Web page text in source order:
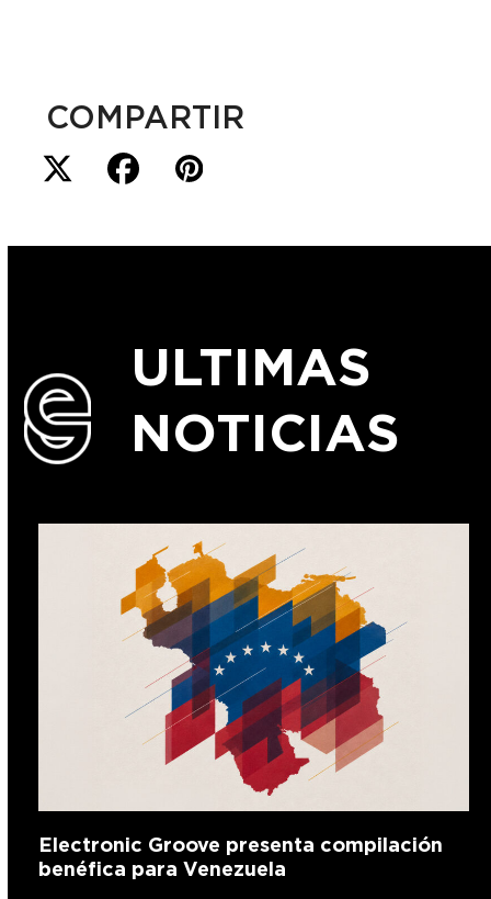
COMPARTIR
ULTIMAS
NOTICIAS
Electronic Groove presenta compilación
benéfica para Venezuela